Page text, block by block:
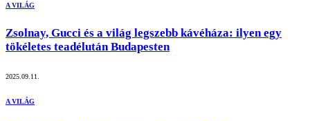
A VILÁG
Zsolnay, Gucci és a világ legszebb kávéháza: ilyen egy
tökéletes teadélután Budapesten
2025.09.11.
A VILÁG